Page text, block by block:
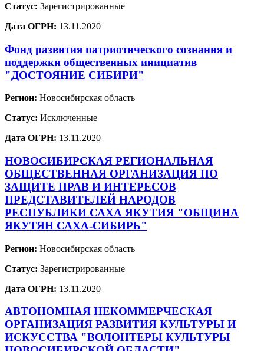
Статус: Зарегистрированные
Дата ОГРН: 13.11.2020
Фонд развития патриотического сознания и
поддержки общественных инициатив
"ДОСТОЯНИЕ СИБИРИ"
Регион: Новосибирская область
Статус: Исключенные
Дата ОГРН: 13.11.2020
НОВОСИБИРСКАЯ РЕГИОНАЛЬНАЯ
ОБЩЕСТВЕННАЯ ОРГАНИЗАЦИЯ ПО
ЗАЩИТЕ ПРАВ И ИНТЕРЕСОВ
ПРЕДСТАВИТЕЛЕЙ НАРОДОВ
РЕСПУБЛИКИ САХА ЯКУТИЯ "ОБЩИНА
ЯКУТЯН САХА-СИБИРЬ"
Регион: Новосибирская область
Статус: Зарегистрированные
Дата ОГРН: 13.11.2020
АВТОНОМНАЯ НЕКОММЕРЧЕСКАЯ
ОРГАНИЗАЦИЯ РАЗВИТИЯ КУЛЬТУРЫ И
ИСКУССТВА "ВОЛОНТЕРЫ КУЛЬТУРЫ